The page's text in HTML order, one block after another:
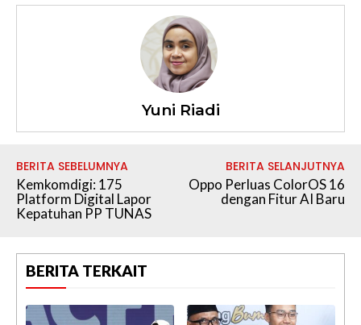
Yuni Riadi
BERITA SEBELUMNYA
Kemkomdigi: 175
Platform Digital Lapor
Kepatuhan PP TUNAS
BERITA SELANJUTNYA
Oppo Perluas ColorOS 16
dengan Fitur AI Baru
BERITA TERKAIT